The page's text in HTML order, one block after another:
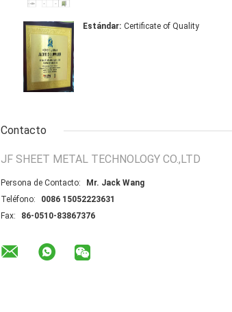
Estándar: Certificate of Quality
Contacto
JF SHEET METAL TECHNOLOGY CO.,LTD
Persona de Contacto:
Mr. Jack Wang
Teléfono:
0086 15052223631
Fax:
86-0510-83867376